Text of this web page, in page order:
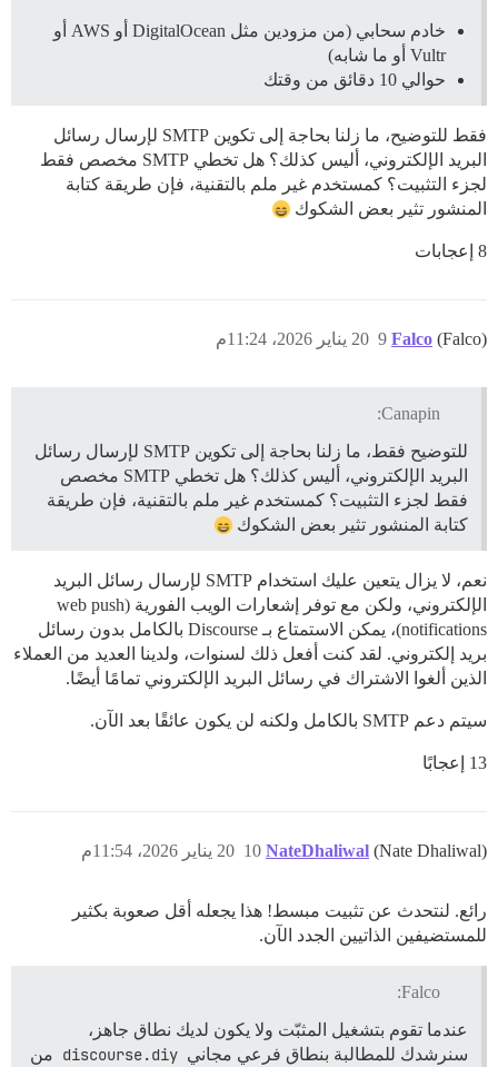
خادم سحابي (من مزودين مثل DigitalOcean أو AWS أو
Vultr أو ما شابه)
حوالي 10 دقائق من وقتك
فقط للتوضيح، ما زلنا بحاجة إلى تكوين SMTP لإرسال رسائل
البريد الإلكتروني، أليس كذلك؟ هل تخطي SMTP مخصص فقط
لجزء التثبيت؟ كمستخدم غير ملم بالتقنية، فإن طريقة كتابة
المنشور تثير بعض الشكوك
8 إعجابات
Falco (Falco) 20 يناير 2026، 11:24م 9
Canapin:
للتوضيح فقط، ما زلنا بحاجة إلى تكوين SMTP لإرسال رسائل
البريد الإلكتروني، أليس كذلك؟ هل تخطي SMTP مخصص
فقط لجزء التثبيت؟ كمستخدم غير ملم بالتقنية، فإن طريقة
كتابة المنشور تثير بعض الشكوك
نعم، لا يزال يتعين عليك استخدام SMTP لإرسال رسائل البريد
الإلكتروني، ولكن مع توفر إشعارات الويب الفورية (web push
notifications)، يمكن الاستمتاع بـ Discourse بالكامل بدون رسائل
بريد إلكتروني. لقد كنت أفعل ذلك لسنوات، ولدينا العديد من العملاء
الذين ألغوا الاشتراك في رسائل البريد الإلكتروني تمامًا أيضًا.
سيتم دعم SMTP بالكامل ولكنه لن يكون عائقًا بعد الآن.
13 إعجابًا
NateDhaliwal (Nate Dhaliwal) 20 يناير 2026، 11:54م 10
رائع. لنتحدث عن تثبيت مبسط! هذا يجعله أقل صعوبة بكثير
للمستضيفين الذاتيين الجدد الآن.
Falco:
عندما تقوم بتشغيل المثبّت ولا يكون لديك نطاق جاهز،
سنرشدك للمطالبة بنطاق فرعي مجاني discourse.diy من